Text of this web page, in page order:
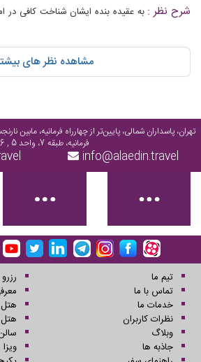
شرح نظر : به عقیده بنده ایشان شناخت کافی در
موضوع باعث جدیت ایشان در این امر مهم و
جانب ایشان گردیده که به عینه در مجموعه ارگ
همچنین تجربه ارزشمند ایشان نیز باعث رونق
مستقیم و غیر مستقیم نیز گردیده که خود نیز
مشاهده نظر های
تهران، پاسداران شمالی، پایین‌تر از چهارراه فرمانیه، مابین
فرمانیه، طبقه 7، واحد 5 , 6
info@alaedin.travel
تیم ما
تماس با ما
خدمات ما
نظرات کاربران
وبلاگ
جاذبه ها
ویزا